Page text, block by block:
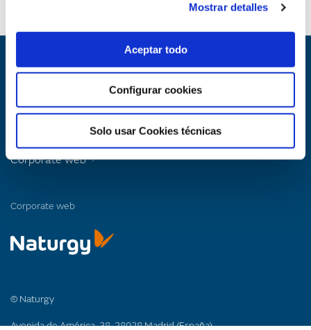
Mostrar detalles
Aceptar todo
Configurar cookies
Solo usar Cookies técnicas
Corporate web
© Naturgy
Avenida de América, 38. 28028 Madrid (España)
Legal notice
Corporate web